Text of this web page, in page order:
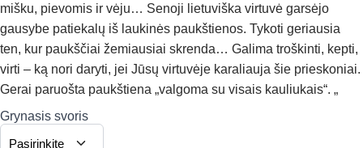
mišku, pievomis ir vėju… Senoji lietuviška virtuvė garsėjo
gausybe patiekalų iš laukinės paukštienos. Tykoti geriausia
ten, kur paukščiai žemiausiai skrenda… Galima troškinti, kepti,
virti – ką nori daryti, jei Jūsų virtuvėje karaliauja šie prieskoniai.
Gerai paruošta paukštiena „valgoma su visais kauliukais“. „
Grynasis svoris